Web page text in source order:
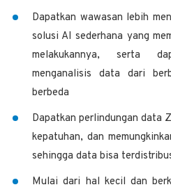
Dapatkan wawasan lebih
solusi AI sederhana yang
melakukannya, serta
menganalisis data dari
berbeda
Dapatkan perlindungan data
kepatuhan, dan
sehingga data bisa
Mulai dari hal kecil dan